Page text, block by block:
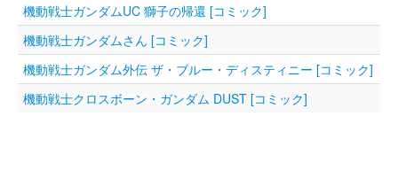
機動戦士ガンダムUC 獅子の帰還 [コミック]
機動戦士ガンダムさん [コミック]
機動戦士ガンダム外伝 ザ・ブルー・ディスティニー [コミック]
機動戦士クロスボーン・ガンダム DUST [コミック]